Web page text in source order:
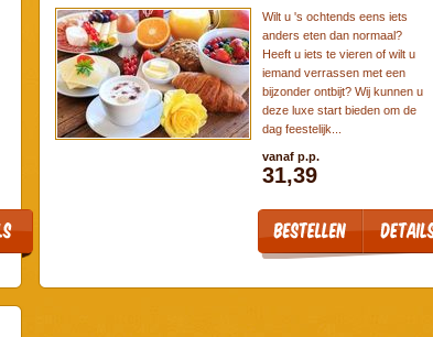
Wilt u 's ochtends eens iets
anders eten dan normaal?
Heeft u iets te vieren of wilt u
iemand verrassen met een
bijzonder ontbijt? Wij kunnen u
deze luxe start bieden om de
dag feestelijk...
vanaf p.p.
31,39